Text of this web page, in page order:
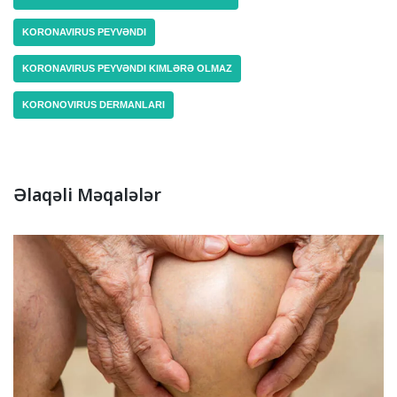
KORONAVIRUS PEYVƏNDI
KORONAVIRUS PEYVƏNDI KIMLƏRƏ OLMAZ
KORONOVIRUS DERMANLARI
Əlaqəli Məqalələr